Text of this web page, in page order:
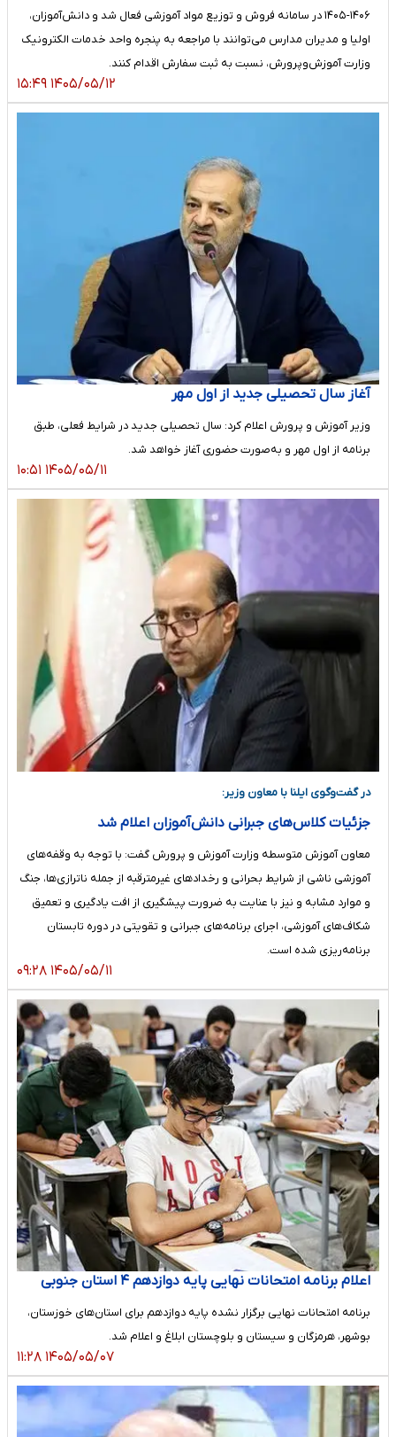
۱۴۰۶-۱۴۰۵ در سامانه فروش و توزیع مواد آموزشی فعال شد و دانش‌آموزان،
اولیا و مدیران مدارس می‌توانند با مراجعه به پنجره واحد خدمات الکترونیک
وزارت آموزش‌وپرورش، نسبت به ثبت سفارش اقدام کنند.
۱۴۰۵/۰۵/۱۲ ۱۵:۴۹
آغاز سال تحصیلی جدید از اول مهر
وزیر آموزش و پرورش اعلام کرد: سال تحصیلی جدید در شرایط فعلی، طبق
برنامه از اول مهر و به‌صورت حضوری آغاز خواهد شد.
۱۴۰۵/۰۵/۱۱ ۱۰:۵۱
در گفت‌وگوی ایلنا با معاون وزیر:
جزئیات کلاس‌های جبرانی دانش‌آموزان اعلام شد
معاون آموزش متوسطه وزارت آموزش و پرورش گفت: با توجه به وقفه‌های
آموزشی ناشی از شرایط بحرانی و رخدادهای غیرمترقبه از جمله ناترازی‌ها، جنگ
و موارد مشابه و نیز با عنایت به ضرورت پیشگیری از افت یادگیری و تعمیق
شکاف‌های آموزشی، اجرای برنامه‌های جبرانی و تقویتی در دوره تابستان
برنامه‌ریزی شده است.
۱۴۰۵/۰۵/۱۱ ۰۹:۲۸
اعلام برنامه امتحانات نهایی پایه دوازدهم ۴ استان جنوبی
برنامه امتحانات نهایی برگزار نشده پایه دوازدهم برای استان‌های خوزستان،
بوشهر، هرمزگان و سیستان و بلوچستان ابلاغ و اعلام شد.
۱۴۰۵/۰۵/۰۷ ۱۱:۲۸